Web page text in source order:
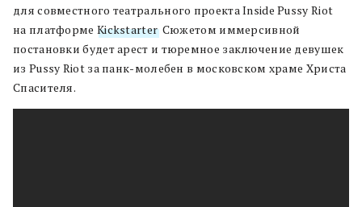
для совместного театрального проекта Inside Pussy Riot
на платформе Kickstarter. Сюжетом иммерсивной
постановки будет арест и тюремное заключение девушек
из Pussy Riot за панк-молебен в московском храме Христа
Спасителя.